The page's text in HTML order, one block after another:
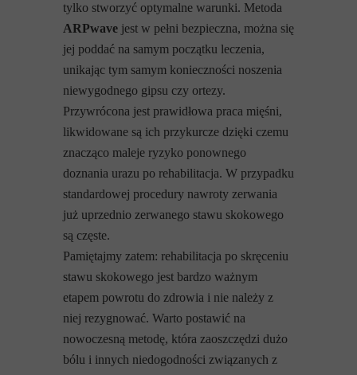
tylko stworzyć optymalne warunki. Metoda
ARPwave jest w pełni bezpieczna, można się
jej poddać na samym początku leczenia,
unikając tym samym konieczności noszenia
niewygodnego gipsu czy ortezy.
Przywrócona jest prawidłowa praca mięśni,
likwidowane są ich przykurcze dzięki czemu
znacząco maleje ryzyko ponownego
doznania urazu po rehabilitacja. W przypadku
standardowej procedury nawroty zerwania
już uprzednio zerwanego stawu skokowego
są częste.
Pamiętajmy zatem: rehabilitacja po skręceniu
stawu skokowego jest bardzo ważnym
etapem powrotu do zdrowia i nie należy z
niej rezygnować. Warto postawić na
nowoczesną metodę, która zaoszczędzi dużo
bólu i innych niedogodności związanych z